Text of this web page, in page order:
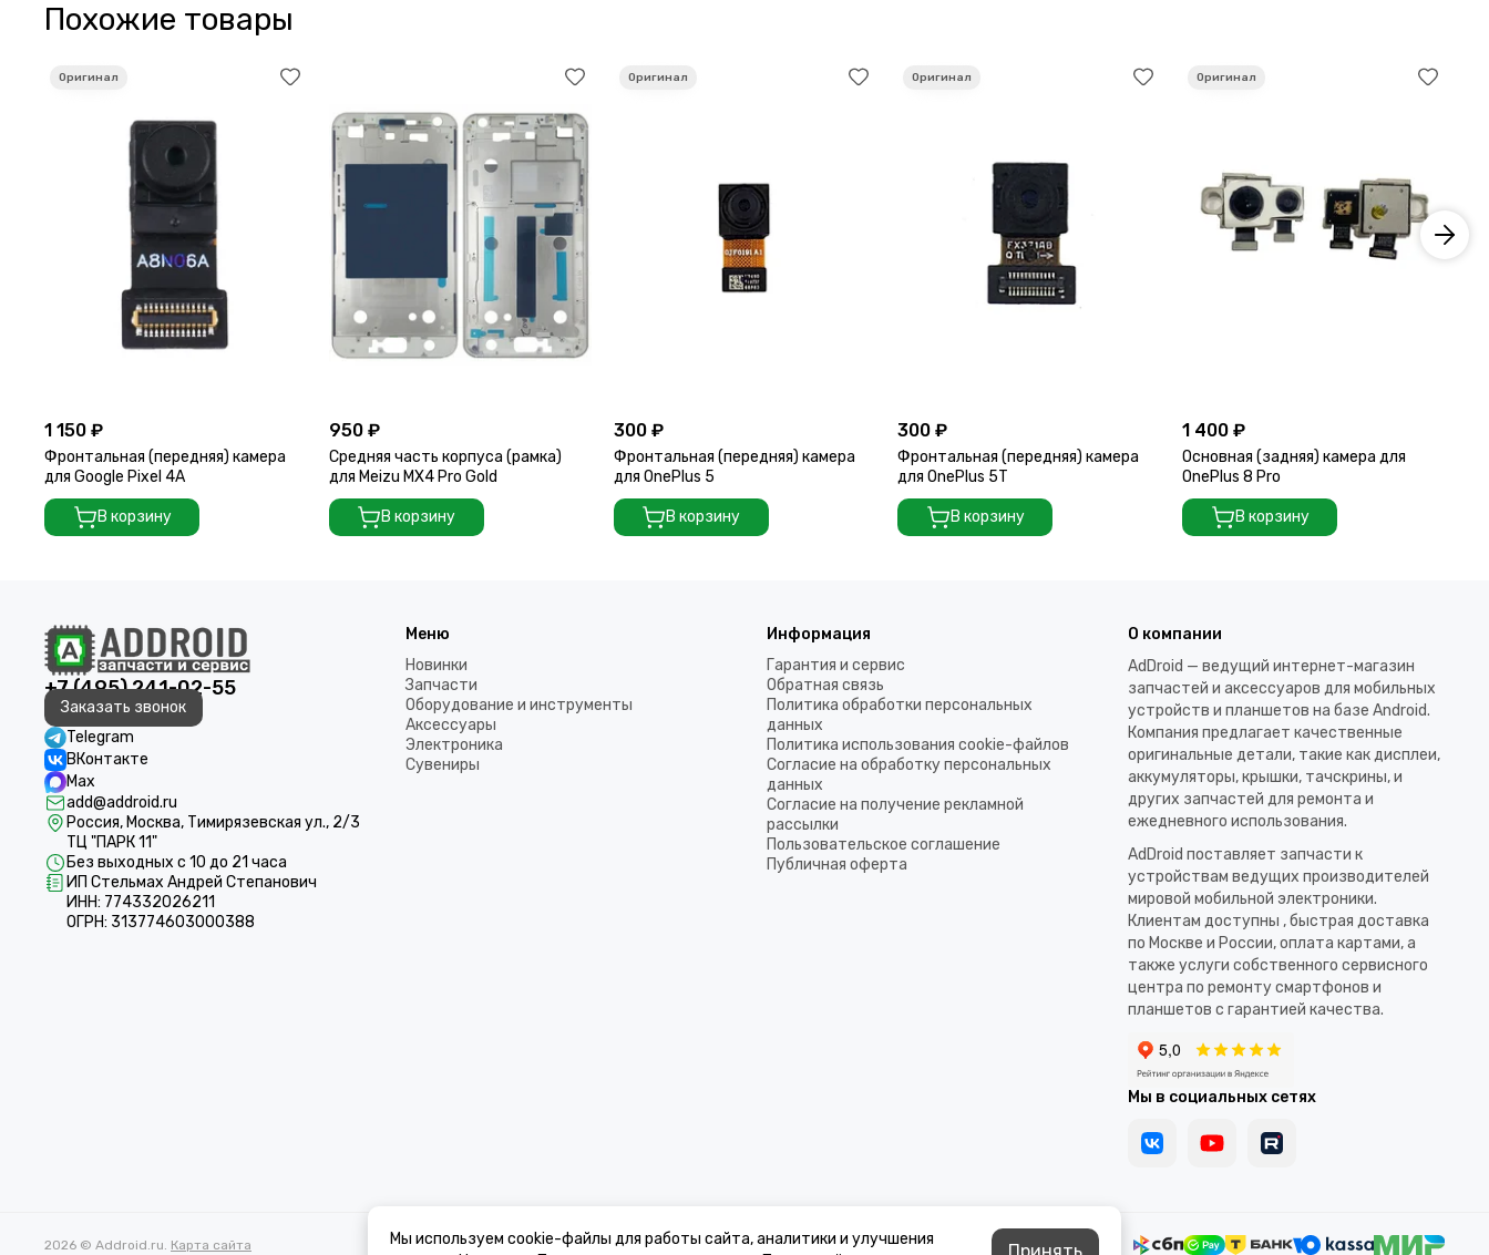
Похожие товары
1 150 ₽
Фронтальная (передняя) камера
для Google Pixel 4A
В корзину
950 ₽
Средняя часть корпуса (рамка)
для Meizu MX4 Pro Gold
В корзину
300 ₽
Фронтальная (передняя) камера
для OnePlus 5
В корзину
300 ₽
Фронтальная (передняя) камера
для OnePlus 5T
В корзину
1 400 ₽
Основная (задняя) камера для
OnePlus 8 Pro
В корзину
+7 (495) 241-02-55
Заказать звонок
Telegram
ВКонтакте
Max
add@addroid.ru
Россия, Москва, Тимирязевская ул., 2/3
ТЦ "ПАРК 11"
Без выходных с 10 до 21 часа
ИП Стельмах Андрей Степанович
ИНН: 774332026211
ОГРН: 313774603000388
Меню
Новинки
Запчасти
Оборудование и инструменты
Аксессуары
Электроника
Сувениры
Информация
Гарантия и сервис
Обратная связь
Политика обработки персональных
данных
Политика использования cookie-файлов
Согласие на обработку персональных
данных
Согласие на получение рекламной
рассылки
Пользовательское соглашение
Публичная оферта
О компании
AdDroid — ведущий интернет-магазин
запчастей и аксессуаров для мобильных
устройств и планшетов на базе Android.
Компания предлагает качественные
оригинальные детали, такие как дисплеи,
аккумуляторы, крышки, тачскрины, и
других запчастей для ремонта и
ежедневного использования.​
AdDroid поставляет запчасти к
устройствам ведущих производителей
мировой мобильной электроники.
Клиентам доступны , быстрая доставка
по Москве и России, оплата картами, а
также услуги собственного сервисного
центра по ремонту смартфонов и
планшетов с гарантией качества.
Мы в социальных сетях
2026 © Addroid.ru. Карта сайта
Мы используем cookie-файлы для работы сайта, аналитики и улучшения